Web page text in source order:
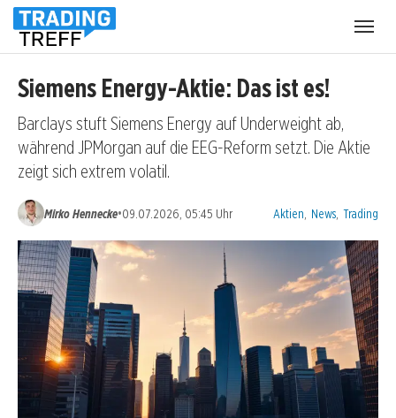
Siemens Energy-Aktie: Das ist es!
Barclays stuft Siemens Energy auf Underweight ab,
während JPMorgan auf die EEG-Reform setzt. Die Aktie
zeigt sich extrem volatil.
Mirko Hennecke•09.07.2026, 05:45 Uhr Kategorien:
Aktien News Trading